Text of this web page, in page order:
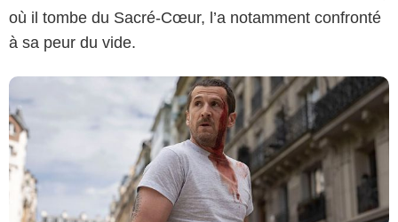
où il tombe du Sacré-Cœur, l’a notamment confronté
à sa peur du vide.